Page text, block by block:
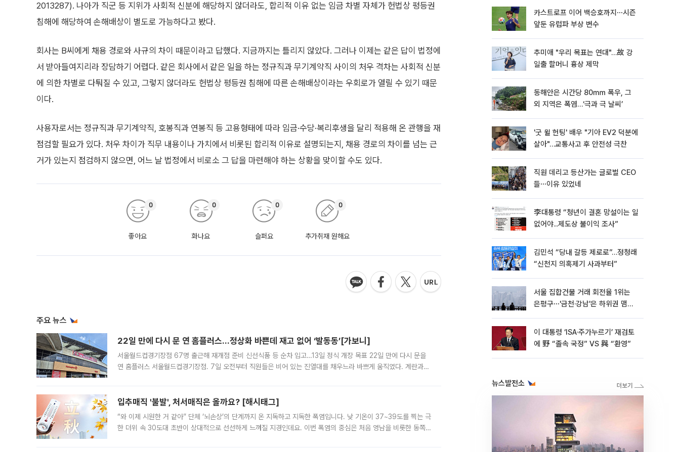
2013287). 나아가 직군 등 지위가 사회적 신분에 해당하지 않더라도, 합리적 이유 없는 임금 차별 자체가 헌법상 평등권
침해에 해당하여 손해배상이 별도로 가능하다고 봤다.
회사는 B씨에게 채용 경로와 사규의 차이 때문이라고 답했다. 지금까지는 틀리지 않았다. 그러나 이제는 같은 답이 법정에
서 받아들여지리라 장담하기 어렵다. 같은 회사에서 같은 일을 하는 정규직과 무기계약직 사이의 처우 격차는 사회적 신분
에 의한 차별로 다퉈질 수 있고, 그렇지 않더라도 헌법상 평등권 침해에 따른 손해배상이라는 우회로가 열릴 수 있기 때문
이다.
사용자로서는 정규직과 무기계약직, 호봉직과 연봉직 등 고용형태에 따라 임금·수당·복리후생을 달리 적용해 온 관행을 재
점검할 필요가 있다. 처우 차이가 직무 내용이나 가치에서 비롯된 합리적 이유로 설명되는지, 채용 경로의 차이를 넘는 근
거가 있는지 점검하지 않으면, 어느 날 법정에서 비로소 그 답을 마련해야 하는 상황을 맞이할 수도 있다.
좋아요
0
화나요
0
슬퍼요
0
추가취재 원해요
0
주요 뉴스
22일 만에 다시 문 연 홈플러스…정상화 바쁜데 재고 없어 ‘발동동’[가보니]
서울월드컵경기장점 67명 출근해 재개점 준비 신선식품 등 순차 입고…13일 정식 개장 목표 22일 만에 다시 문을
연 홈플러스 서울월드컵경기장점. 7일 오전부터 직원들은 비어 있는 진열대를 채우느라 바쁘게 움직였다. 계란과
입추매직 '불발', 처서매직은 올까요? [해시태그]
“와 이제 시원한 거 같아” 단체 ‘뇌손상’의 단계까지 온 지독하고 지독한 폭염입니다. 낮 기온이 37~39도를 찍는 극
한 더위 속 30도대 초반이 상대적으로 선선하게 느껴질 지경인데요. 이번 폭염의 중심은 처음 영남을 비롯한 동쪽
카스트로프 이어 백승호까지⋯시즌
앞둔 유럽파 부상 변수
추미애 "우리 목표는 연대"…故 강
일출 할머니 흉상 제막
동해안은 시간당 80㎜ 폭우, 그
외 지역은 폭염…‘극과 극 날씨’
'굿 윌 헌팅' 배우 "기아 EV2 덕분에
살아"…교통사고 후 안전성 극찬
직원 데리고 등산가는 글로벌 CEO
들⋯이유 있었네
李대통령 “청년이 결혼 망설이는 일
없어야...제도상 불이익 조사”
김민석 “당내 갈등 제로로”…정청래
“신천지 의혹제기 사과부터”
서울 집합건물 거래 회전율 1위는
은평구⋯'금천·강남'은 하위권 맴돌
이 대통령 ‘ISA·주가누르기’ 재검토
에 野 “졸속 국정” VS 與 “환영”
뉴스발전소